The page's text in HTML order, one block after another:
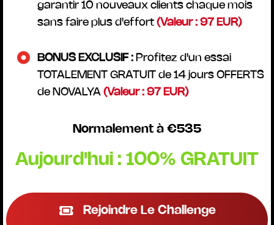
garantir 10 nouveaux clients chaque mois
sans faire plus d'effort(Valeur : 97 EUR)
BONUS EXCLUSIF : Profitez d'un essai
TOTALEMENT GRATUIT de 14 jours OFFERTS
de NOVALYA(Valeur : 97 EUR)
Normalement à €535
Aujourd'hui : 100% GRATUIT
Rejoindre Le Challenge